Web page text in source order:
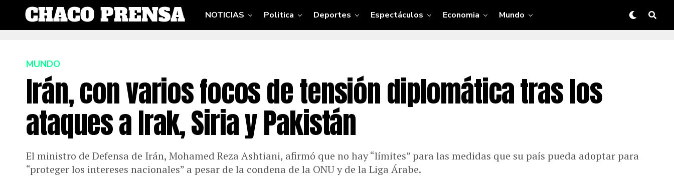
NOTICIAS Politica Deportes Espectáculos Economia Mundo
MUNDO
Irán, con varios focos de tensión diplomática tras los
ataques a Irak, Siria y Pakistán
El ministro de Defensa de Irán, Mohamed Reza Ashtiani, afirmó que no hay “límites” para las medidas que su país pueda adoptar para
“proteger los intereses nacionales” a pesar de la condena de la ONU y de la Liga Árabe.